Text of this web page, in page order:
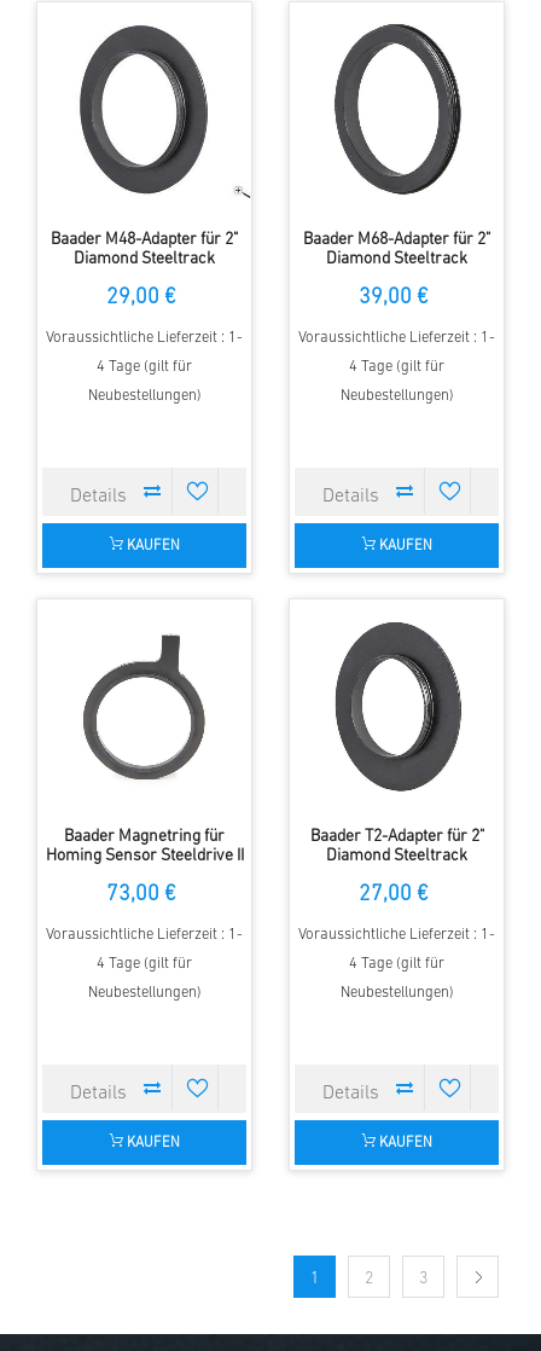
Baader M48-Adapter für 2"
Diamond Steeltrack
29,00 €
Voraussichtliche Lieferzeit : 1-
4 Tage (gilt für
Neubestellungen)
KAUFEN
Baader M68-Adapter für 2"
Diamond Steeltrack
39,00 €
Voraussichtliche Lieferzeit : 1-
4 Tage (gilt für
Neubestellungen)
KAUFEN
Baader Magnetring für
Homing Sensor Steeldrive II
73,00 €
Voraussichtliche Lieferzeit : 1-
4 Tage (gilt für
Neubestellungen)
KAUFEN
Baader T2-Adapter für 2"
Diamond Steeltrack
27,00 €
Voraussichtliche Lieferzeit : 1-
4 Tage (gilt für
Neubestellungen)
KAUFEN
1 2 3